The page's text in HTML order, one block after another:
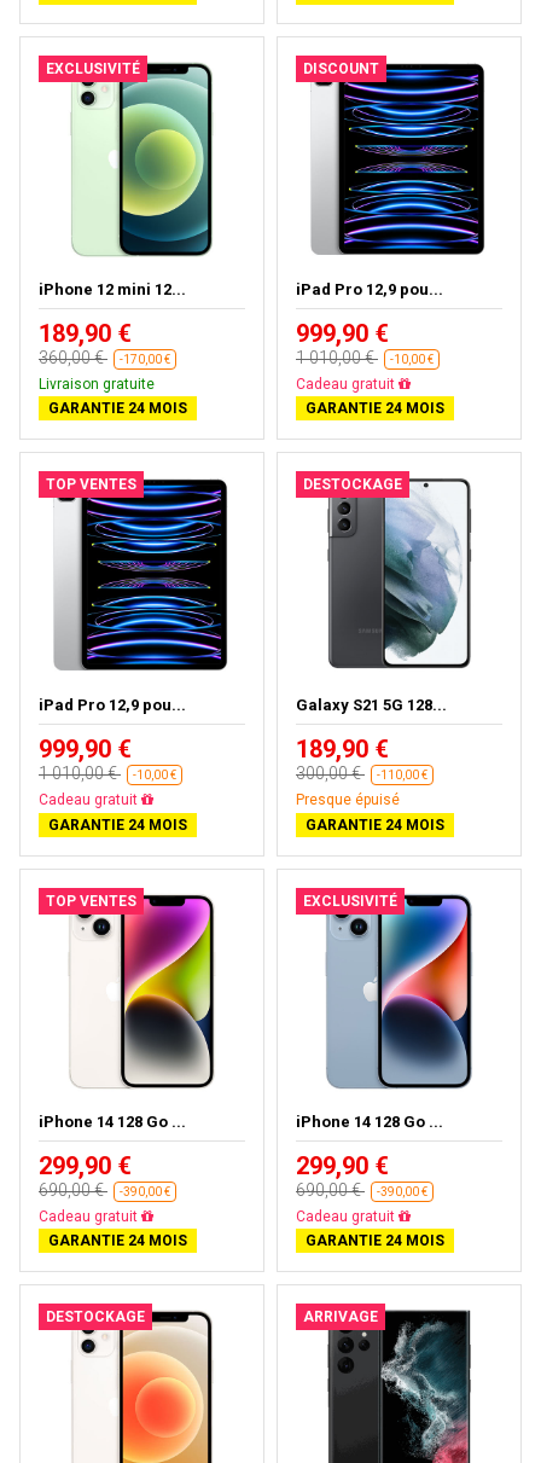
EXCLUSIVITÉ
iPhone 12 mini 12...
189,90 €
360,00 € -170,00 €
Livraison gratuite
GARANTIE 24 MOIS
DISCOUNT
iPad Pro 12,9 pou...
999,90 €
1 010,00 € -10,00 €
Presque épuisé
GARANTIE 24 MOIS
TOP VENTES
iPad Pro 12,9 pou...
999,90 €
1 010,00 € -10,00 €
Presque épuisé
GARANTIE 24 MOIS
DESTOCKAGE
Galaxy S21 5G 128...
189,90 €
300,00 € -110,00 €
Presque épuisé
GARANTIE 24 MOIS
TOP VENTES
iPhone 14 128 Go ...
299,90 €
690,00 € -390,00 €
Livraison gratuite
GARANTIE 24 MOIS
EXCLUSIVITÉ
iPhone 14 128 Go ...
299,90 €
690,00 € -390,00 €
Livraison gratuite
GARANTIE 24 MOIS
DESTOCKAGE ARRIVAGE